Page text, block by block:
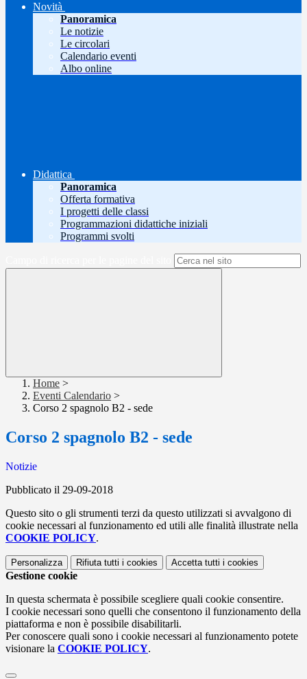
Novità
Panoramica
Le notizie
Le circolari
Calendario eventi
Albo online
Didattica
Panoramica
Offerta formativa
I progetti delle classi
Programmazioni didattiche iniziali
Programmi svolti
Home >
Eventi Calendario >
Corso 2 spagnolo B2 - sede
Corso 2 spagnolo B2 - sede
Notizie
Pubblicato il 29-09-2018
Questo sito o gli strumenti terzi da questo utilizzati si avvalgono di
cookie necessari al funzionamento ed utili alle finalità illustrate nella
COOKIE POLICY.
Personalizza Rifiuta tutti i cookies Accetta tutti i cookies
Gestione cookie
In questa schermata è possibile scegliere quali cookie consentire.
I cookie necessari sono quelli che consentono il funzionamento della
piattaforma e non è possibile disabilitarli.
Per conoscere quali sono i cookie necessari al funzionamento potete
visionare la COOKIE POLICY.